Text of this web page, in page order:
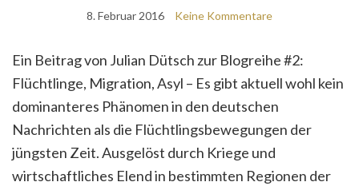
8. Februar 2016 Keine Kommentare
Ein Beitrag von Julian Dütsch zur Blogreihe #2:
Flüchtlinge, Migration, Asyl – Es gibt aktuell wohl kein
dominanteres Phänomen in den deutschen
Nachrichten als die Flüchtlingsbewegungen der
jüngsten Zeit. Ausgelöst durch Kriege und
wirtschaftliches Elend in bestimmten Regionen der